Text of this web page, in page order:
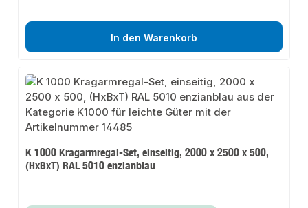
In den Warenkorb
K 1000 Kragarmregal-Set, einseitig, 2000 x 2500 x 500,
(HxBxT) RAL 5010 enzianblau